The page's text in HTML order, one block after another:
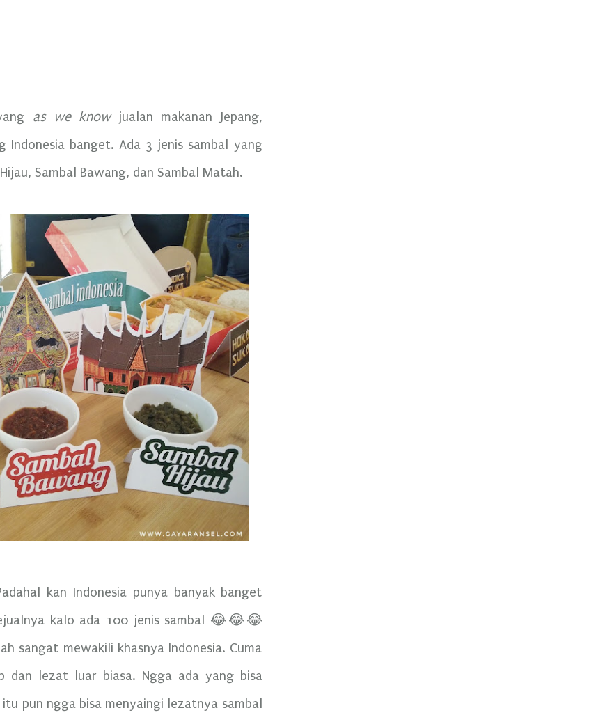
as we knowjualan makanan Jepang,
Indonesia banget. Ada 3 jenis sambal yang
Sambal Bawang, dan Sambal Matah.
kan Indonesia punya banyak banget
kalo ada 100 jenis sambal 😂😂😂
sangat mewakili khasnya Indonesia. Cuma
dan lezat luar biasa. Ngga ada yang bisa
pun ngga bisa menyaingi lezatnya sambal